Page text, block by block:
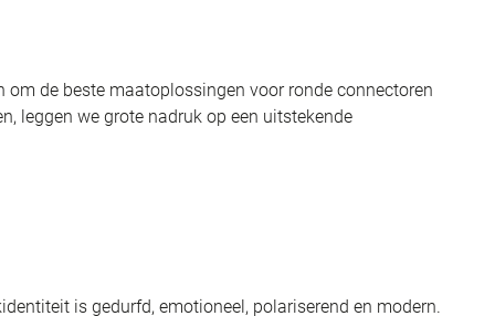
om de beste maatoplossingen voor ronde connectoren
leggen we grote nadruk op een uitstekende
is gedurfd, emotioneel, polariserend en modern.